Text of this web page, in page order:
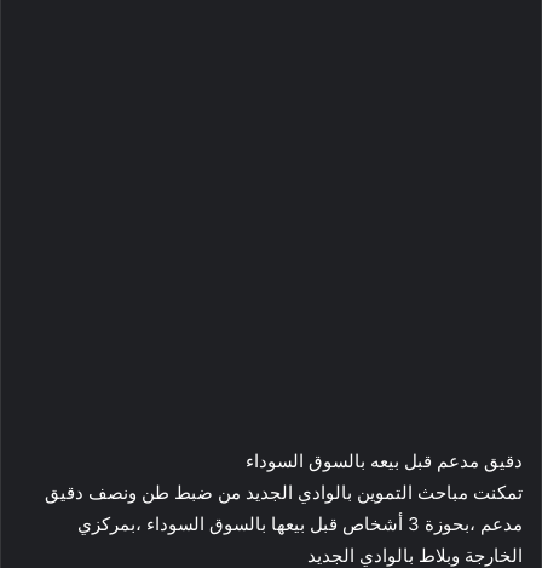
دقيق مدعم قبل بيعه بالسوق السوداء
تمكنت مباحث التموين بالوادي الجديد من ضبط طن ونصف دقيق
مدعم ،بحوزة 3 أشخاص قبل بيعها بالسوق السوداء ،بمركزي
الخارجة وبلاط بالوادي الجديد